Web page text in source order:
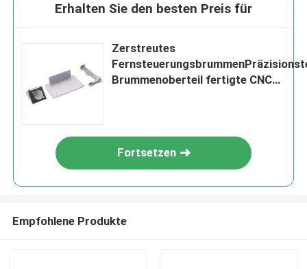
Erhalten Sie den besten Preis für
Zerstreutes
Brummenoberteil fertigte CNC
Fortsetzen
Empfohlene Produkte